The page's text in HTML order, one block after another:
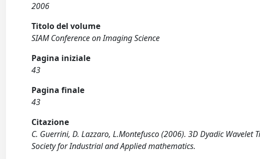
2006
Titolo del volume
SIAM Conference on Imaging Science
Pagina iniziale
43
Pagina finale
43
Citazione
C. Guerrini, D. Lazzaro, L.Montefusco (2006). 3D Dyadic Wavelet
Society for Industrial and Applied mathematics.